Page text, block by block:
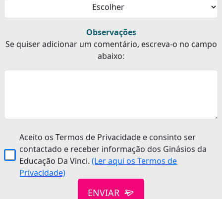
Observações
Se quiser adicionar um comentário, escreva-o no campo
abaixo:
Aceito os Termos de Privacidade e consinto ser
contactado e receber informação dos Ginásios da
Educação Da Vinci.(Ler aqui os Termos de
Privacidade)
ENVIAR